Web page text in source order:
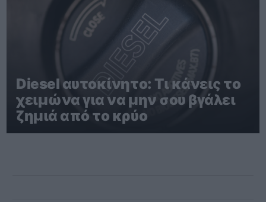
Diesel αυτοκίνητο: Τι κάνεις το
χειμώνα για να μην σου βγάλει
ζημιά από το κρύο